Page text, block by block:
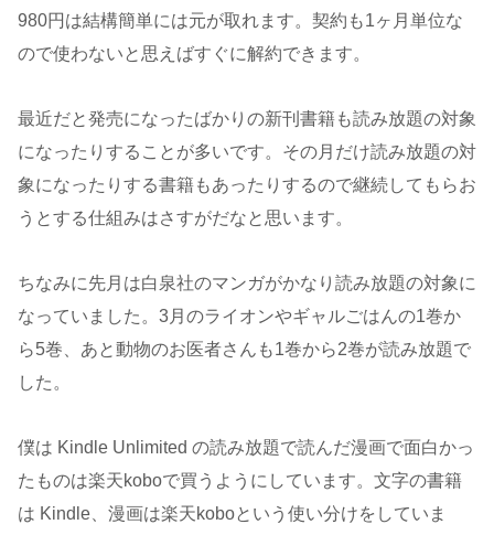
980円は結構簡単には元が取れます。契約も1ヶ月単位な
ので使わないと思えばすぐに解約できます。
最近だと発売になったばかりの新刊書籍も読み放題の対象
になったりすることが多いです。その月だけ読み放題の対
象になったりする書籍もあったりするので継続してもらお
うとする仕組みはさすがだなと思います。
ちなみに先月は白泉社のマンガがかなり読み放題の対象に
なっていました。3月のライオンやギャルごはんの1巻か
ら5巻、あと動物のお医者さんも1巻から2巻が読み放題で
した。
僕は Kindle Unlimited の読み放題で読んだ漫画で面白かっ
たものは楽天koboで買うようにしています。文字の書籍
は Kindle、漫画は楽天koboという使い分けをしていま